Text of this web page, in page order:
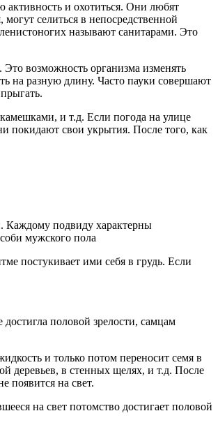
активность и охотиться. Они любят
селиться в непосредственной
называют санитарами. Это
возможность организма изменять
на разную длину. Часто пауки совершают
и т.д. Если погода на улице
покидают свои укрытия. После того, как
Каждому подвиду характерны
мужского пола
постукивает ими себя в грудь. Если
половой зрелости, самцам
и только потом переносит семя в
деревьев, в стенных щелях, и т.д. После
появится на свет.
на свет потомство достигает половой